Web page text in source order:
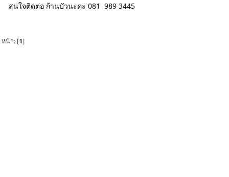
สนใจติดต่อ ก้านบัวนะคะ 081 989 3445
หน้า: [1]